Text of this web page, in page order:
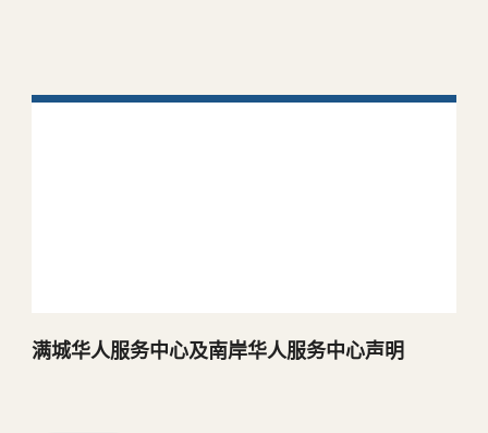
满城华人服务中心及南岸华人服务中心声明